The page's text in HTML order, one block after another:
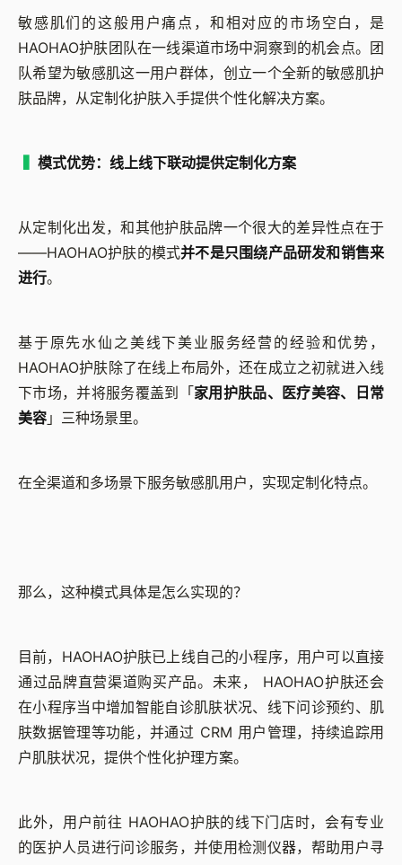
敏感肌们的这般用户痛点，和相对应的市场空白，是
HAOHAO护肤团队在一线渠道市场中洞察到的机会点。团
队希望为敏感肌这一用户群体，创立一个全新的敏感肌护
肤品牌，从定制化护肤入手提供个性化解决方案。
▍模式优势：线上线下联动提供定制化方案
从定制化出发，和其他护肤品牌一个很大的差异性点在于
——HAOHAO护肤的模式并不是只围绕产品研发和销售来
进行。
基于原先水仙之美线下美业服务经营的经验和优势，
HAOHAO护肤除了在线上布局外，还在成立之初就进入线
下市场，并将服务覆盖到「家用护肤品、医疗美容、日常
美容 」三种场景里。
在全渠道和多场景下服务敏感肌用户，实现定制化特点。
那么，这种模式具体是怎么实现的？
目前，HAOHAO护肤已上线自己的小程序，用户可以直接
通过品牌直营渠道购买产品。未来， HAOHAO护肤还会
在小程序当中增加智能自诊肌肤状况、线下问诊预约、肌
肤数据管理等功能，并通过 CRM 用户管理，持续追踪用
户肌肤状况，提供个性化护理方案。
此外，用户前往 HAOHAO护肤的线下门店时，会有专业
的医护人员进行问诊服务，并使用检测仪器，帮助用户寻